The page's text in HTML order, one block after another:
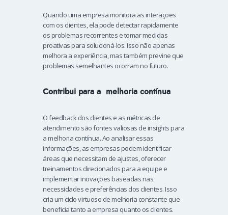
Quando uma empresa monitora as interações
com os clientes, ela pode detectar rapidamente
os problemas recorrentes e tomar medidas
proativas para solucioná-los. Isso não apenas
melhora a experiência, mas também previne que
problemas semelhantes ocorram no futuro.
Contribui para a melhoria contínua
O feedback dos clientes e as métricas de
atendimento são fontes valiosas de insights para
a melhoria contínua. Ao analisar essas
informações, as empresas podem identificar
áreas que necessitam de ajustes, oferecer
treinamentos direcionados para a equipe e
implementar inovações baseadas nas
necessidades e preferências dos clientes. Isso
cria um ciclo virtuoso de melhoria constante que
beneficia tanto a empresa quanto os clientes.